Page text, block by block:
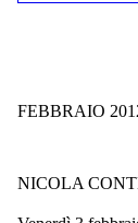
FEBBRAIO
NICOLA